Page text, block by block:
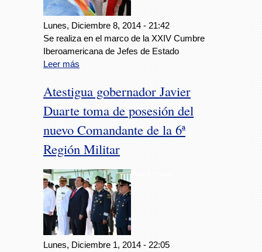
Lunes, Diciembre 8, 2014 - 21:42
Se realiza en el marco de la XXIV Cumbre
Iberoamericana de Jefes de Estado
Leer más
Atestigua gobernador Javier
Duarte toma de posesión del
nuevo Comandante de la 6ª
Región Militar
Lunes, Diciembre 1, 2014 - 22:05